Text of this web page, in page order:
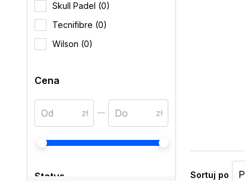
Skull Padel (0)
Tecnifibre (0)
Wilson (0)
Cena
Status Sortuj po